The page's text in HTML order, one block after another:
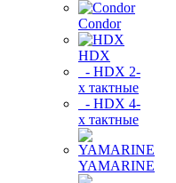
Condor
HDX
- HDX 2-
х тактные
- HDX 4-
х тактные
YAMARINE